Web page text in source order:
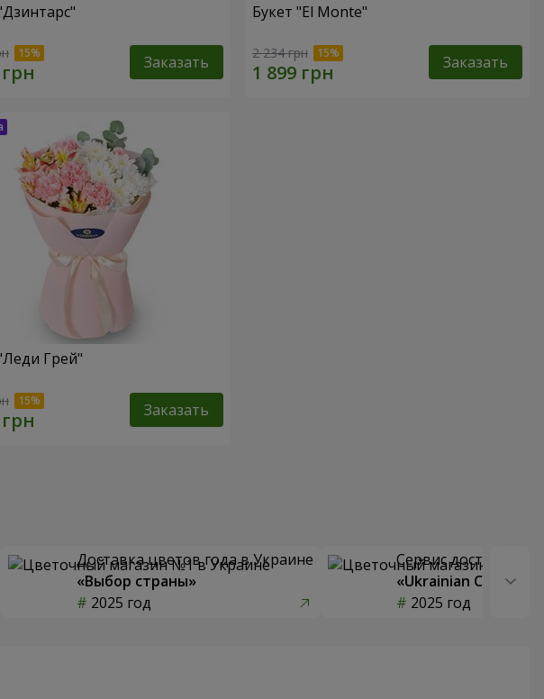
Заказать
Букет "El Monte"
2 234 грн Заказать
Грей"
Заказать
Доставка цветов года в Украине
«Выбор страны»
2025 год
Сервис доставки
«Ukrainian Choice»
2025 год